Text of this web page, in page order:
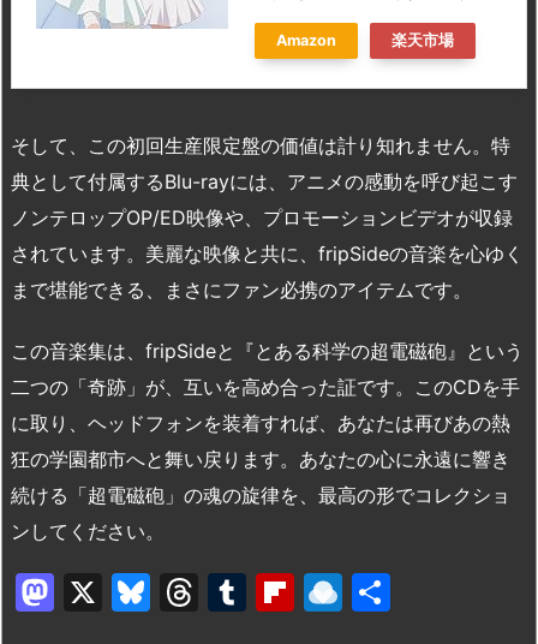
Amazon 楽天市場
そして、この初回生産限定盤の価値は計り知れません。特
典として付属するBlu-rayには、アニメの感動を呼び起こす
ノンテロップOP/ED映像や、プロモーションビデオが収録
されています。美麗な映像と共に、fripSideの音楽を心ゆく
まで堪能できる、まさにファン必携のアイテムです。
この音楽集は、fripSideと『とある科学の超電磁砲』という
二つの「奇跡」が、互いを高め合った証です。このCDを手
に取り、ヘッドフォンを装着すれば、あなたは再びあの熱
狂の学園都市へと舞い戻ります。あなたの心に永遠に響き
続ける「超電磁砲」の魂の旋律を、最高の形でコレクショ
ンしてください。
M X
Bl
T
T
Fl R